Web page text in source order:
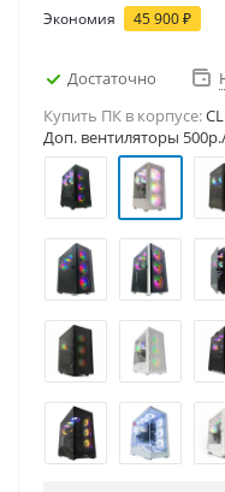
Экономия 45 900₽
Достаточно
Купить ПК в корпусе:
Доп. вентиляторы